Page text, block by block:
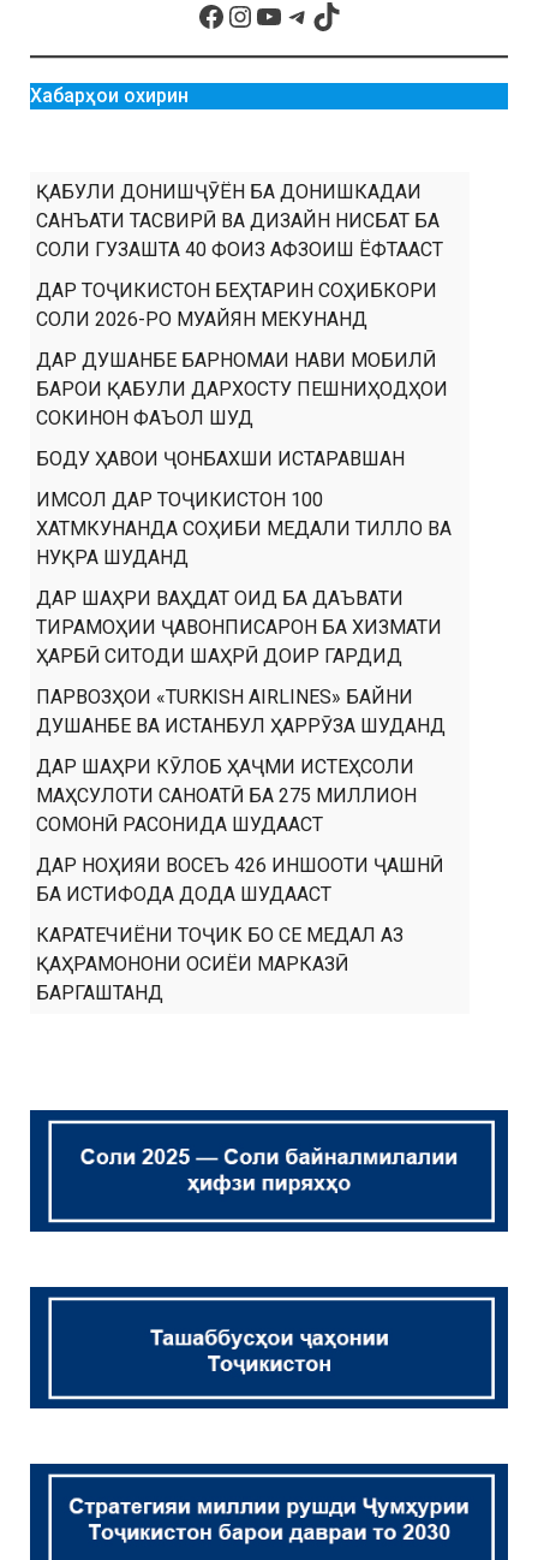
Хабарҳои охирин
ҚАБУЛИ ДОНИШҶӮЁН БА ДОНИШКАДАИ
САНЪАТИ ТАСВИРӢ ВА ДИЗАЙН НИСБАТ БА
СОЛИ ГУЗАШТА 40 ФОИЗ АФЗОИШ ЁФТААСТ
ДАР ТОҶИКИСТОН БЕҲТАРИН СОҲИБКОРИ
СОЛИ 2026-РО МУАЙЯН МЕКУНАНД
ДАР ДУШАНБЕ БАРНОМАИ НАВИ МОБИЛӢ
БАРОИ ҚАБУЛИ ДАРХОСТУ ПЕШНИҲОДҲОИ
СОКИНОН ФАЪОЛ ШУД
БОДУ ҲАВОИ ҶОНБАХШИ ИСТАРАВШАН
ИМСОЛ ДАР ТОҶИКИСТОН 100
ХАТМКУНАНДА СОҲИБИ МЕДАЛИ ТИЛЛО ВА
НУҚРА ШУДАНД
ДАР ШАҲРИ ВАҲДАТ ОИД БА ДАЪВАТИ
ТИРАМОҲИИ ҶАВОНПИСАРОН БА ХИЗМАТИ
ҲАРБӢ СИТОДИ ШАҲРӢ ДОИР ГАРДИД
ПАРВОЗҲОИ «TURKISH AIRLINES» БАЙНИ
ДУШАНБЕ ВА ИСТАНБУЛ ҲАРРӮЗА ШУДАНД
ДАР ШАҲРИ КӮЛОБ ҲАҶМИ ИСТЕҲСОЛИ
МАҲСУЛОТИ САНОАТӢ БА 275 МИЛЛИОН
СОМОНӢ РАСОНИДА ШУДААСТ
ДАР НОҲИЯИ ВОСЕЪ 426 ИНШООТИ ҶАШНӢ
БА ИСТИФОДА ДОДА ШУДААСТ
КАРАТЕЧИЁНИ ТОҶИК БО СЕ МЕДАЛ АЗ
ҚАҲРАМОНОНИ ОСИЁИ МАРКАЗӢ
БАРГАШТАНД